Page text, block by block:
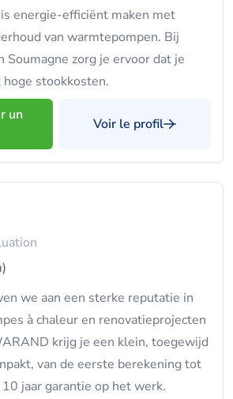
energie-efficiënt maken met
van warmtepompen. Bij
Soumagne zorg je ervoor dat je
stookkosten.
un
Voir le profil
we aan een sterke reputatie in
à chaleur en renovatieprojecten
krijg je een klein, toegewijd
van de eerste berekening tot
jaar garantie op het werk.